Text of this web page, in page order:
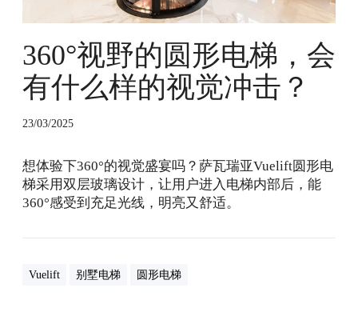
会
有
什
么
样
视
觉
冲
360°视野的圆形电梯，会
有什么样的视觉冲击？
23/03/2025
想体验下360°的视觉盛宴吗？萨瓦瑞亚Vuelift圆形电
梯采用双层玻璃设计，让用户进入电梯内部后，能
360°感受到充足光线，明亮又舒适。
Vuelift 别墅电梯 圆形电梯